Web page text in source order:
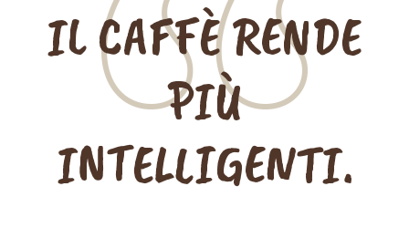
IL CAFFÈ RENDE
PIÙ
INTELLIGENTI.